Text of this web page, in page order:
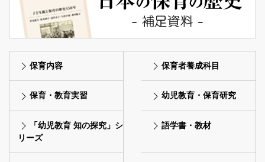
保育内容 保育者養成科目
保育・教育実習 幼児教育・保育研究
「幼児教育 知の探究」シ
リーズ
語学書・教材